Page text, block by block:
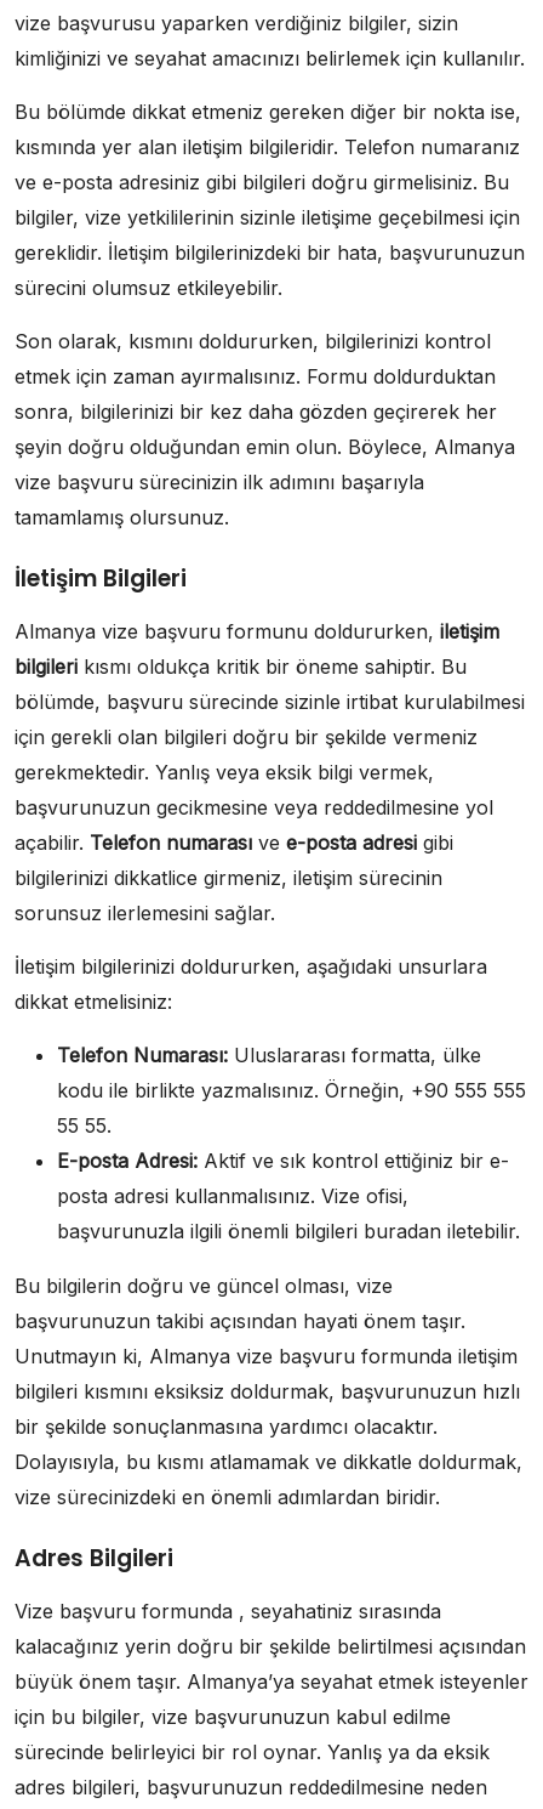
vize başvurusu yaparken verdiğiniz bilgiler, sizin
kimliğinizi ve seyahat amacınızı belirlemek için kullanılır.
Bu bölümde dikkat etmeniz gereken diğer bir nokta ise,
kısmında yer alan iletişim bilgileridir. Telefon numaranız
ve e-posta adresiniz gibi bilgileri doğru girmelisiniz. Bu
bilgiler, vize yetkililerinin sizinle iletişime geçebilmesi için
gereklidir. İletişim bilgilerinizdeki bir hata, başvurunuzun
sürecini olumsuz etkileyebilir.
Son olarak, kısmını doldururken, bilgilerinizi kontrol
etmek için zaman ayırmalısınız. Formu doldurduktan
sonra, bilgilerinizi bir kez daha gözden geçirerek her
şeyin doğru olduğundan emin olun. Böylece, Almanya
vize başvuru sürecinizin ilk adımını başarıyla
tamamlamış olursunuz.
İletişim Bilgileri
Almanya vize başvuru formunu doldururken, iletişim
bilgileri kısmı oldukça kritik bir öneme sahiptir. Bu
bölümde, başvuru sürecinde sizinle irtibat kurulabilmesi
için gerekli olan bilgileri doğru bir şekilde vermeniz
gerekmektedir. Yanlış veya eksik bilgi vermek,
başvurunuzun gecikmesine veya reddedilmesine yol
açabilir. Telefon numarası ve e-posta adresi gibi
bilgilerinizi dikkatlice girmeniz, iletişim sürecinin
sorunsuz ilerlemesini sağlar.
İletişim bilgilerinizi doldururken, aşağıdaki unsurlara
dikkat etmelisiniz:
Telefon Numarası: Uluslararası formatta, ülke
kodu ile birlikte yazmalısınız. Örneğin, +90 555 555
55 55.
E-posta Adresi: Aktif ve sık kontrol ettiğiniz bir e-
posta adresi kullanmalısınız. Vize ofisi,
başvurunuzla ilgili önemli bilgileri buradan iletebilir.
Bu bilgilerin doğru ve güncel olması, vize
başvurunuzun takibi açısından hayati önem taşır.
Unutmayın ki, Almanya vize başvuru formunda iletişim
bilgileri kısmını eksiksiz doldurmak, başvurunuzun hızlı
bir şekilde sonuçlanmasına yardımcı olacaktır.
Dolayısıyla, bu kısmı atlamamak ve dikkatle doldurmak,
vize sürecinizdeki en önemli adımlardan biridir.
Adres Bilgileri
Vize başvuru formunda , seyahatiniz sırasında
kalacağınız yerin doğru bir şekilde belirtilmesi açısından
büyük önem taşır. Almanya’ya seyahat etmek isteyenler
için bu bilgiler, vize başvurunuzun kabul edilme
sürecinde belirleyici bir rol oynar. Yanlış ya da eksik
adres bilgileri, başvurunuzun reddedilmesine neden